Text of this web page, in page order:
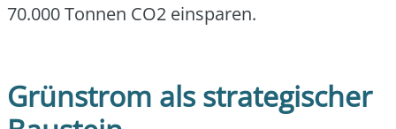
70.000 Ton­nen CO2 ein­spa­ren.
Grünstrom als strategischer